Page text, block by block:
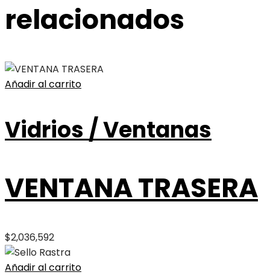
relacionados
Añadir al carrito
Vidrios / Ventanas
VENTANA TRASERA
$2,036,592
Añadir al carrito